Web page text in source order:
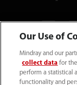
Mindray
Our Use of
Mindray and our
collect data for
perform a statistical
functionality and